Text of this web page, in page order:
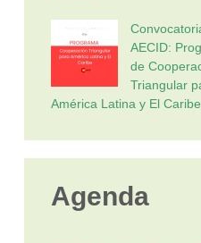
AECID:
de
Triangular
América Latina y El Caribe
Agenda